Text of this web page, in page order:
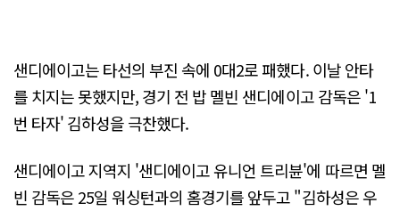
샌디에이고는 타선의 부진 속에 0대2로 패했다. 이날 안타
를 치지는 못했지만, 경기 전 밥 멜빈 샌디에이고 감독은 '1
번 타자' 김하성을 극찬했다.
샌디에이고 지역지 '샌디에이고 유니언 트리뷴'에 따르면 멜
빈 감독은 25일 워싱턴과의 홈경기를 앞두고 "김하성은 우